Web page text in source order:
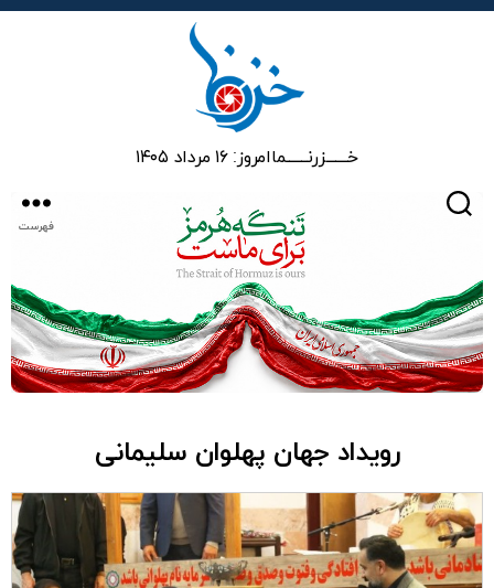
خـــــــزرنـــــــماامروز: ۱۶ مرداد ۱۴۰۵
فهرست
رویداد جهان پهلوان سلیمانی